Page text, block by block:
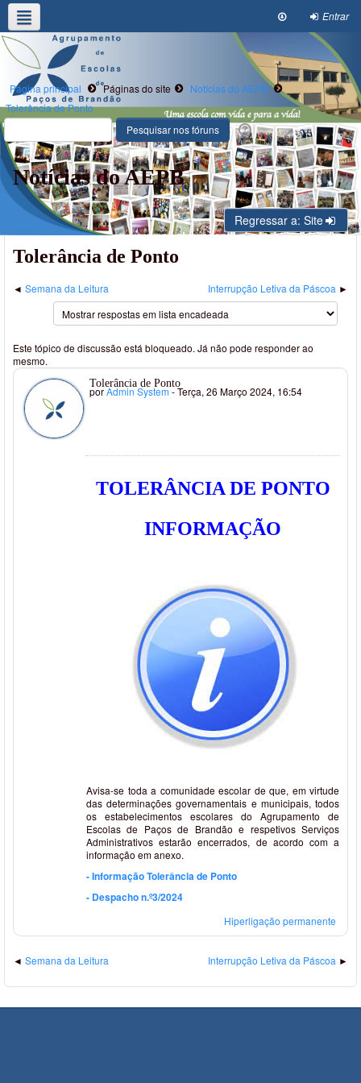
Entrar
Agrupamento Oferta Formativa
Clubes e Projetos
Página principal Páginas do site
Notícias do AEPB
Tolerância de Ponto
Notícias do AEPB
Regressar a: Site
Tolerância de Ponto
Semana da Leitura Interrupção Letiva da Páscoa
Este tópico de discussão está bloqueado. Já não pode responder ao
mesmo.
Tolerância de Ponto
porAdmin System- Terça, 26 Março 2024, 16:54
TOLERÂNCIA DE PONTO
INFORMAÇÃO
Avisa-se toda a comunidade escolar de que, em virtude
das determinações governamentais e municipais, todos
os estabelecimentos escolares do Agrupamento de
Escolas de Paços de Brandão e respetivos Serviços
Administrativos estarão encerrados, de acordo com a
informação em anexo.
- Informação Tolerância de Ponto
- Despacho n.º3/2024
Hiperligação permanente
Semana da Leitura Interrupção Letiva da Páscoa